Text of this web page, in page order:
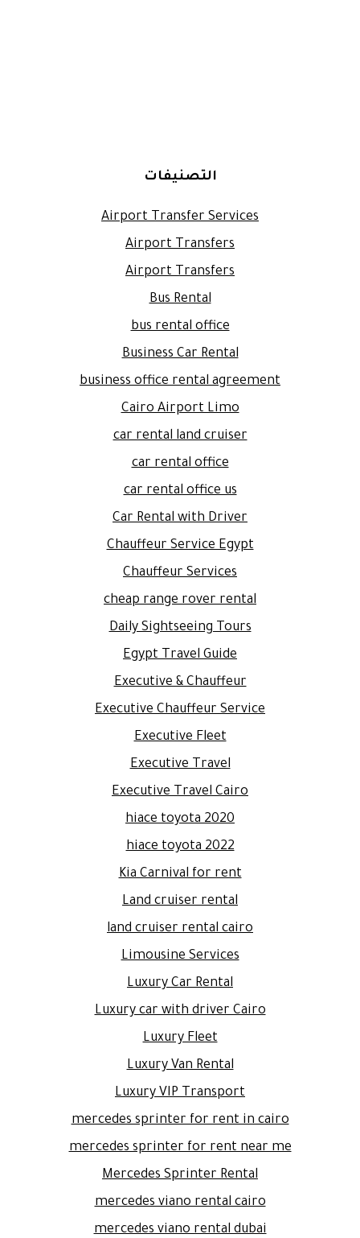
التصنيفات
Airport Transfer Services
Airport Transfers
Airport Transfers
Bus Rental
bus rental office
Business Car Rental
business office rental agreement
Cairo Airport Limo
car rental land cruiser
car rental office
car rental office us
Car Rental with Driver
Chauffeur Service Egypt
Chauffeur Services
cheap range rover rental
Daily Sightseeing Tours
Egypt Travel Guide
Executive & Chauffeur
Executive Chauffeur Service
Executive Fleet
Executive Travel
Executive Travel Cairo
hiace toyota 2020
hiace toyota 2022
Kia Carnival for rent
Land cruiser rental
land cruiser rental cairo
Limousine Services
Luxury Car Rental
Luxury car with driver Cairo
Luxury Fleet
Luxury Van Rental
Luxury VIP Transport
mercedes sprinter for rent in cairo
mercedes sprinter for rent near me
Mercedes Sprinter Rental
mercedes viano rental cairo
mercedes viano rental dubai